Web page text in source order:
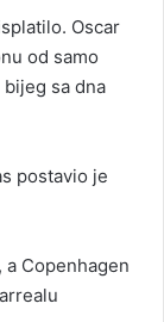
Oscar
od samo
sa dna
postavio je
Copenhagen